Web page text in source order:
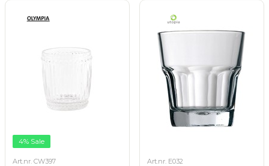
4% Sale
Art.nr. CW397 Art.nr. E032